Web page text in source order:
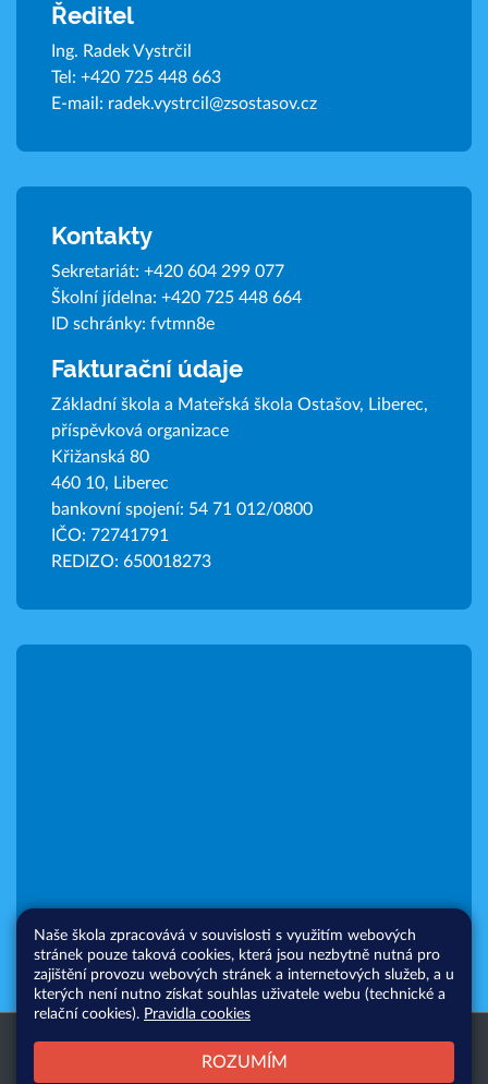
Ředitel
Ing. Radek Vystrčil
Tel: +420 725 448 663
E-mail: radek.vystrcil@zsostasov.cz
Kontakty
Sekretariát: +420 604 299 077
Školní jídelna: +420 725 448 664
ID schránky: fvtmn8e
Fakturační údaje
Základní škola a Mateřská škola Ostašov, Liberec,
příspěvková organizace
Křižanská 80
460 10, Liberec
bankovní spojení: 54 71 012/0800
IČO: 72741791
REDIZO: 650018273
Všechna práva vyhrazena. Copyright
|Přihlásit|
Web školy
Naše škola zpracovává v souvislosti s využitím webových
stránek pouze taková cookies, která jsou nezbytně nutná pro
zajištění provozu webových stránek a internetových služeb, a u
kterých není nutno získat souhlas uživatele webu (technické a
relační cookies). Pravidla cookies
ROZUMÍM